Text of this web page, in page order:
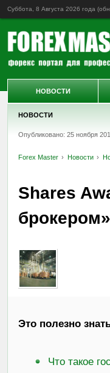
Суббота, 8 Августа 2026 года
НОВОСТИ
Опубликовано: 25 ноября
Forex Master Новости
Shares
Это полезно
Что такое
НОВОСТИ